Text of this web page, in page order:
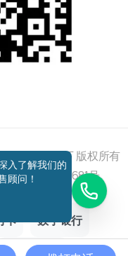
锐融天下 版权所有
11010802027681号
卡 数字银行
添加好友
电话咨询
入了解我们的
顾问！